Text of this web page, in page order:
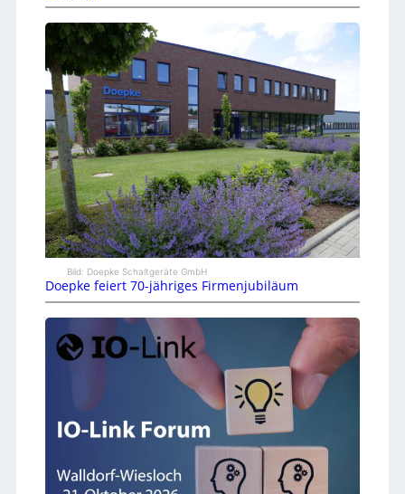
Bild: Doepke Schaltgeräte GmbH
Doepke feiert 70-jähriges Firmenjubiläum